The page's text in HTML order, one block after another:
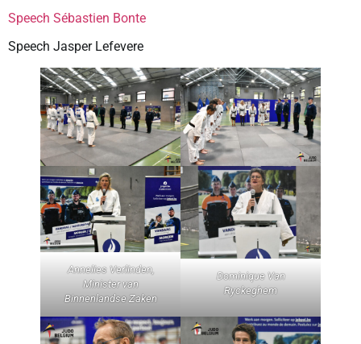
Speech Sébastien Bonte
Speech Jasper Lefevere
Annelies Verlinden,
Minister van
Binnenlandse Zaken
Dominique Van
Ryckeghem